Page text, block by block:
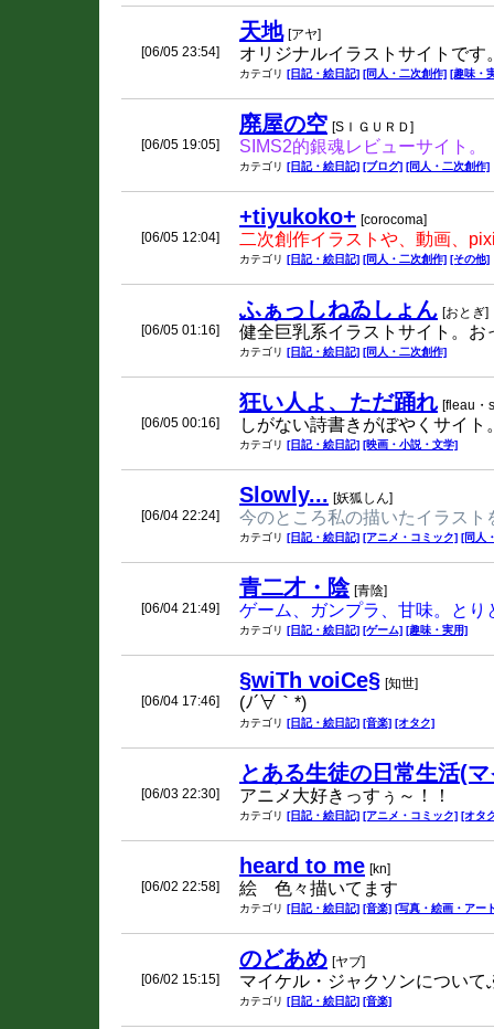
[06/05 23:54]
天地 [アヤ]
オリジナルイラストサイトです
カテゴリ [日記・絵日記] [同人・二次創作] [趣味・
[06/05 19:05]
廃屋の空 [SＩＧＵＲＤ]
SIMS2的銀魂レビューサイト。
カテゴリ [日記・絵日記] [ブログ] [同人・二次創作]
[06/05 12:04]
+tiyukoko+ [corocoma]
二次創作イラストや、動画、
カテゴリ [日記・絵日記] [同人・二次創作] [その他]
[06/05 01:16]
ふぁっしねゐしょん [おとぎ]
健全巨乳系イラストサイト。お
カテゴリ [日記・絵日記] [同人・二次創作]
[06/05 00:16]
狂い人よ、ただ踊れ [fleau・
しがない詩書きがぼやくサイト
カテゴリ [日記・絵日記] [映画・小説・文学]
[06/04 22:24]
Slowly... [妖狐しん]
今のところ私の描いたイラスト
カテゴリ [日記・絵日記] [アニメ・コミック] [同人
[06/04 21:49]
青二才・陰 [青陰]
ゲーム、ガンプラ、甘味。と
カテゴリ [日記・絵日記] [ゲーム] [趣味・実用]
[06/04 17:46]
§wiTh voiCe§ [知世]
(ﾉ´∀｀*)
カテゴリ [日記・絵日記] [音楽] [オタク]
[06/03 22:30]
とある生徒の日常生活(
アニメ大好きっすぅ～！！
カテゴリ [日記・絵日記] [アニメ・コミック] [オタ
[06/02 22:58]
heard to me [kn]
絵 色々描いてます
カテゴリ [日記・絵日記] [音楽] [写真・絵画・アー
[06/02 15:15]
のどあめ [ヤブ]
マイケル・ジャクソンについ
カテゴリ [日記・絵日記] [音楽]